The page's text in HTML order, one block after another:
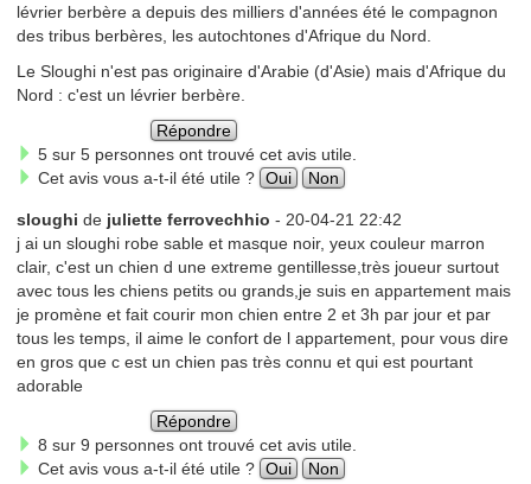
lévrier berbère a depuis des milliers d'années été le compagnon
des tribus berbères, les autochtones d'Afrique du Nord.
Le Sloughi n'est pas originaire d'Arabie (d'Asie) mais d'Afrique du
Nord : c'est un lévrier berbère.
Répondre
5 sur 5 personnes ont trouvé cet avis utile.
Cet avis vous a-t-il été utile ? Oui Non
sloughi de juliette ferrovechhio - 20-04-21 22:42
j ai un sloughi robe sable et masque noir, yeux couleur marron
clair, c'est un chien d une extreme gentillesse,très joueur surtout
avec tous les chiens petits ou grands,je suis en appartement mais
je promène et fait courir mon chien entre 2 et 3h par jour et par
tous les temps, il aime le confort de l appartement, pour vous dire
en gros que c est un chien pas très connu et qui est pourtant
adorable
Répondre
8 sur 9 personnes ont trouvé cet avis utile.
Cet avis vous a-t-il été utile ? Oui Non